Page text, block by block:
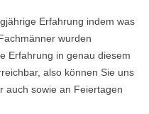
Erfahrung indem was
wurden
Erfahrung in genau diesem
also können Sie uns
auch sowie an Feiertagen